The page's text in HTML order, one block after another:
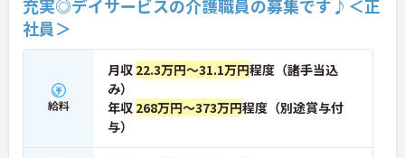
らかじめ決められた訪問予定表に沿って規則正しく
働けます。入職後は現場スタッフによるお一人おひ
とりに合わせた個別のOJT研修が実施されます。eラ
専門性を着実に深めていける環境が用意されていま
す。
★おすすめPOINT★
＜個別ＯＪＴとチーム連携で着実に成長！＞
充実◎デイサービスの介護職員の募集です♪＜正
社員＞
給料
月収 22.3万円～31.1万円程度（諸手当込
み）
年収 268万円～373万円程度（別途賞与付
与）